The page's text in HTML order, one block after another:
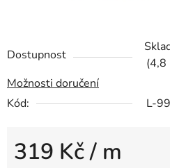
Dostupnost
(4,8
Možnosti doručení
Kód:
L-
319 Kč/ m